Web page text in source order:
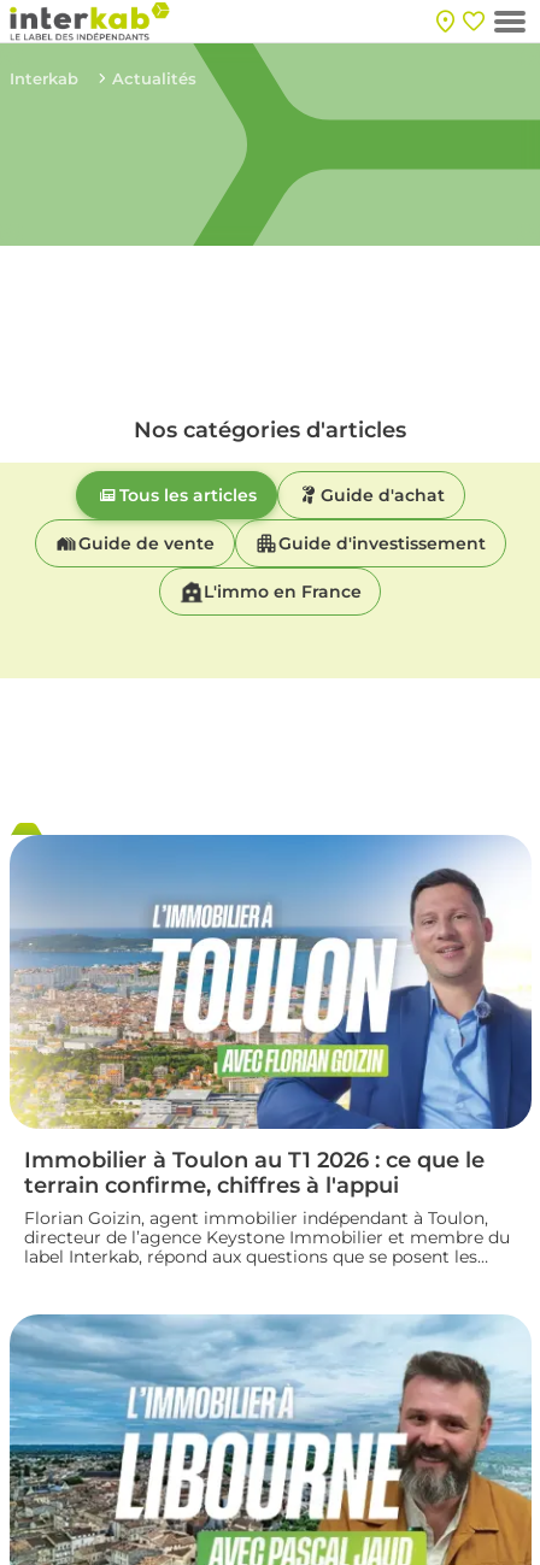
Interkab Actualités
Nos catégories d'articles
Tous les articles Guide d'achat
Guide de vente Guide d'investissement
L'immo en France
Immobilier à Toulon au T1 2026 : ce que le
terrain confirme, chiffres à l'appui
Florian Goizin, agent immobilier indépendant à Toulon,
directeur de l’agence Keystone Immobilier et membre du
label Interkab, répond aux questions que se posent les
révèle chaque jour.